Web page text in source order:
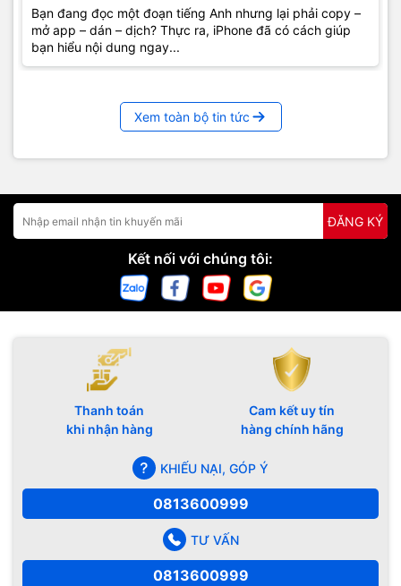
Bạn đang đọc một đoạn tiếng Anh nhưng lại phải copy –
mở app – dán – dịch? Thực ra, iPhone đã có cách giúp
bạn hiểu nội dung ngay...
Xem toàn bộ tin tức
ĐĂNG KÝ
Kết nối với chúng tôi:
Thanh toán
khi nhận hàng
Cam kết uy tín
hàng chính hãng
KHIẾU NẠI, GÓP Ý
0813600999
TƯ VẤN
0813600999